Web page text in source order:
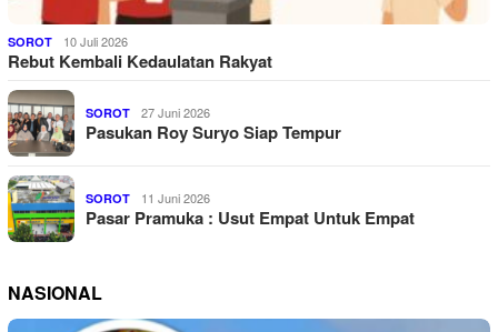
SOROT 10 Juli 2026
Rebut Kembali Kedaulatan Rakyat
SOROT 27 Juni 2026
Pasukan Roy Suryo Siap Tempur
SOROT 11 Juni 2026
Pasar Pramuka : Usut Empat Untuk Empat
NASIONAL